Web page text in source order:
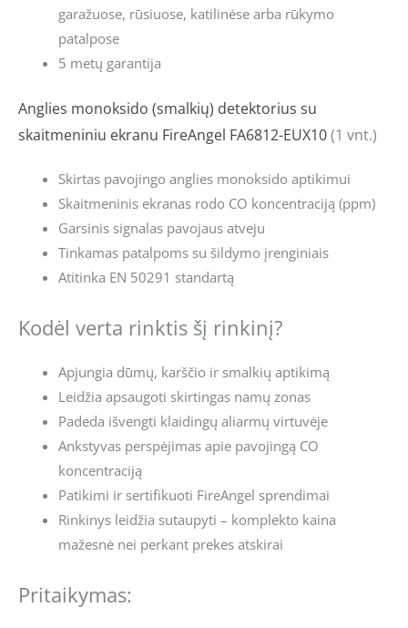
garažuose, rūsiuose, katilinėse arba rūkymo
patalpose
5 metų garantija
Anglies monoksido (smalkių) detektorius su
skaitmeniniu ekranu FireAngel FA6812-EUX10(1 vnt.)
Skirtas pavojingo anglies monoksido aptikimui
Skaitmeninis ekranas rodo CO koncentraciją (ppm)
Garsinis signalas pavojaus atveju
Tinkamas patalpoms su šildymo įrenginiais
Atitinka EN 50291 standartą
Kodėl verta rinktis šį rinkinį?
Apjungia dūmų, karščio ir smalkių aptikimą
Leidžia apsaugoti skirtingas namų zonas
Padeda išvengti klaidingų aliarmų virtuvėje
Ankstyvas perspėjimas apie pavojingą CO
koncentraciją
Patikimi ir sertifikuoti FireAngel sprendimai
Rinkinys leidžia sutaupyti – komplekto kaina
mažesnė nei perkant prekes atskirai
Pritaikymas: